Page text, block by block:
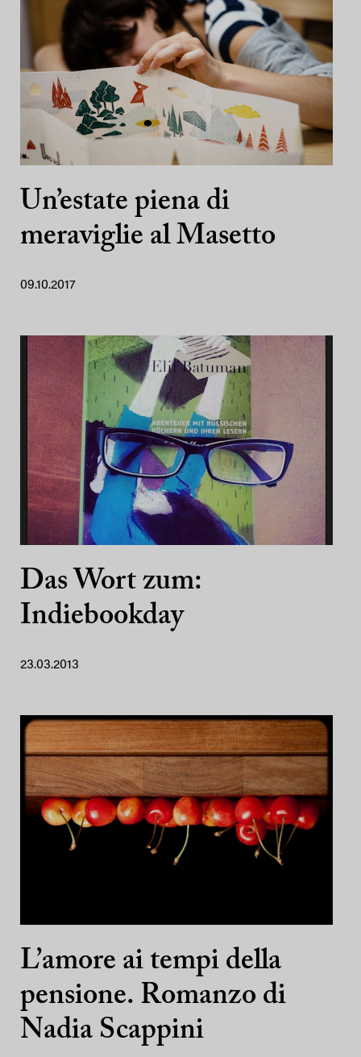
Un’estate piena di
meraviglie al Masetto
09.10.2017
Das Wort zum:
Indiebookday
23.03.2013
L’amore ai tempi della
pensione. Romanzo di
Nadia Scappini